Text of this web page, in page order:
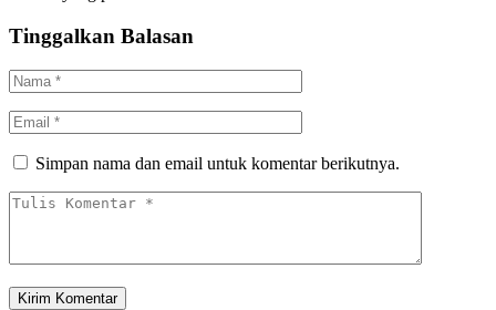
Tinggalkan Balasan
Simpan nama dan email untuk komentar berikutnya.